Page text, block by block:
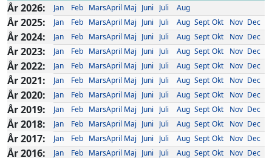
År 2026: Jan Feb MarsApril Maj Juni Juli Aug
År 2025: Jan Feb MarsApril Maj Juni Juli Aug Sept Okt Nov Dec
År 2024: Jan Feb MarsApril Maj Juni Juli Aug Sept Okt Nov Dec
År 2023: Jan Feb MarsApril Maj Juni Juli Aug Sept Okt Nov Dec
År 2022: Jan Feb MarsApril Maj Juni Juli Aug Sept Okt Nov Dec
År 2021: Jan Feb MarsApril Maj Juni Juli Aug Sept Okt Nov Dec
År 2020: Jan Feb MarsApril Maj Juni Juli Aug Sept Okt Nov Dec
År 2019: Jan Feb MarsApril Maj Juni Juli Aug Sept Okt Nov Dec
År 2018: Jan Feb MarsApril Maj Juni Juli Aug Sept Okt Nov Dec
År 2017: Jan Feb MarsApril Maj Juni Juli Aug Sept Okt Nov Dec
År 2016: Jan Feb MarsApril Maj Juni Juli Aug Sept Okt Nov Dec